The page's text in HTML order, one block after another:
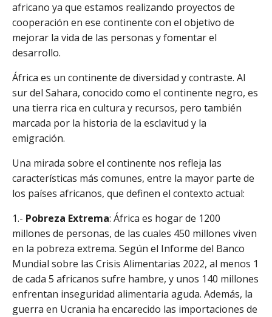
africano ya que estamos realizando proyectos de
cooperación en ese continente con el objetivo de
mejorar la vida de las personas y fomentar el
desarrollo.
África es un continente de diversidad y contraste. Al
sur del Sahara, conocido como el continente negro, es
una tierra rica en cultura y recursos, pero también
marcada por la historia de la esclavitud y la
emigración.
Una mirada sobre el continente nos refleja las
características más comunes, entre la mayor parte de
los países africanos, que definen el contexto actual:
1.- Pobreza Extrema: África es hogar de 1200
millones de personas, de las cuales 450 millones viven
en la pobreza extrema. Según el Informe del Banco
Mundial sobre las Crisis Alimentarias 2022, al menos 1
de cada 5 africanos sufre hambre, y unos 140 millones
enfrentan inseguridad alimentaria aguda. Además, la
guerra en Ucrania ha encarecido las importaciones de